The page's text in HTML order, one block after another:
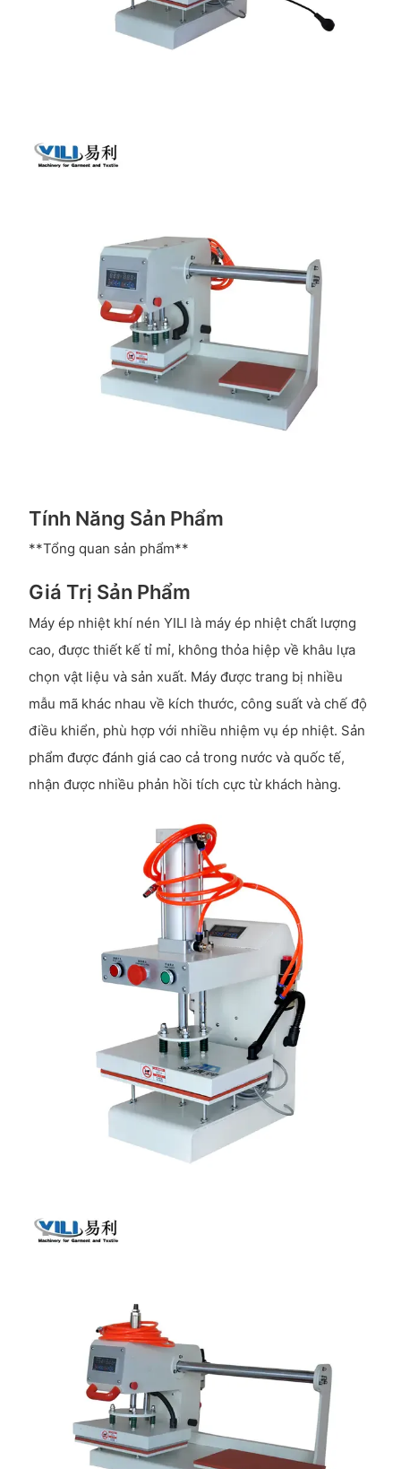
Tính Năng Sản Phẩm
**Tổng quan sản phẩm**
Giá Trị Sản Phẩm
Máy ép nhiệt khí nén YILI là máy ép nhiệt chất lượng
cao, được thiết kế tỉ mỉ, không thỏa hiệp về khâu lựa
chọn vật liệu và sản xuất. Máy được trang bị nhiều
mẫu mã khác nhau về kích thước, công suất và chế độ
điều khiển, phù hợp với nhiều nhiệm vụ ép nhiệt. Sản
phẩm được đánh giá cao cả trong nước và quốc tế,
nhận được nhiều phản hồi tích cực từ khách hàng.